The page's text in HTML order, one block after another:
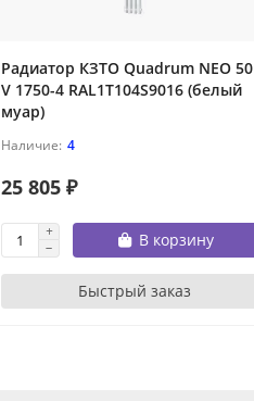
Радиатор КЗТО Quadrum NEO 50
V 1750-4 RAL1T104S9016 (белый
муар)
4
25 805 ₽
В корзину
Быстрый заказ